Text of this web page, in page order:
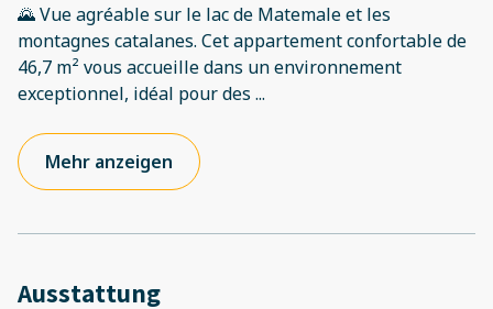
🌄 Vue agréable sur le lac de Matemale et les
montagnes catalanes. Cet appartement confortable de
46,7 m² vous accueille dans un environnement
exceptionnel, idéal pour des ...
Mehr anzeigen
Ausstattung